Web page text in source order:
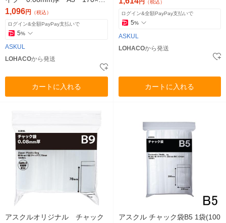
0mm 1袋（100枚入） オリジ
ナル
1,096円 （税込）
ログイン&全額PayPay支払いで
5%
ASKUL
LOHACOから発送
カートに入れる
円 （税込）
ログイン&全額PayPay支払いで
5%
ASKUL
LOHACOから発送
カートに入れる
アスクルオリジナル チャック
アスクル チャック袋B5 1袋(100